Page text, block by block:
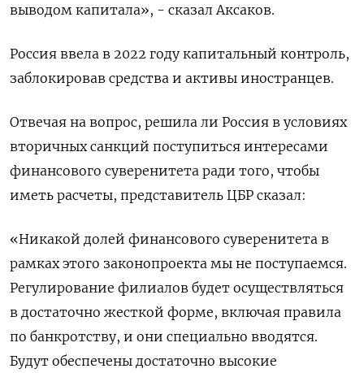
выводом капитала», - сказал Аксаков.
Россия ввела в 2022 году капитальный контроль,
заблокировав средства и активы иностранцев.
Отвечая на вопрос, решила ли Россия в условиях
вторичных санкций поступиться интересами
финансового суверенитета ради того, чтобы
иметь расчеты, представитель ЦБР сказал:
«Никакой долей финансового суверенитета в
рамках этого законопроекта мы не поступаемся.
Регулирование филиалов будет осуществляться
в достаточно жесткой форме, включая правила
по банкротству, и они специально вводятся.
Будут обеспечены достаточно высокие